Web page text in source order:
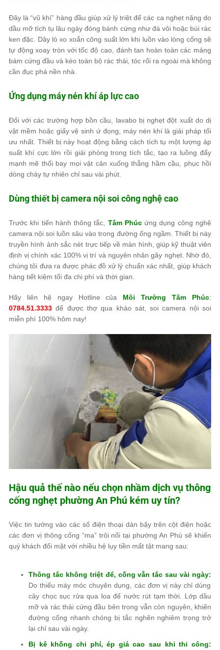
Đây là “vũ khí” hàng đầu giúp xử lý triệt để các ca nghẹt nặng do
dầu mỡ tích tụ lâu ngày đóng bánh cứng như đá vôi hoặc búi rác
ken đặc. Dây lò xo xoắn công suất lớn khi luồn vào lòng cống sẽ
tự động xoay tròn với tốc độ cao, đánh tan hoàn toàn các mảng
bám cứng đầu và kéo toàn bộ rác thải, tóc rối ra ngoài mà không
cần đục phá nền nhà.
Ứng dụng máy nén khí áp lực cao
Đối với các trường hợp bồn cầu, lavabo bị nghẹt đột xuất do dị
vật mềm hoặc giấy vệ sinh ứ đọng, máy nén khí là giải pháp tối
ưu nhất. Thiết bị này hoạt động bằng cách tích tụ một lượng áp
suất khí cực lớn rồi giải phóng trong tích tắc, tạo ra luồng đẩy
mạnh mẽ thổi bay mọi vật cản xuống thẳng hầm cầu, phục hồi
dòng chảy tự nhiên chỉ sau vài phút.
Dùng thiết bị camera nội soi công nghệ cao
Trước khi tiến hành thông tắc, Tâm Phúcứng dụng công nghệ
camera nội soi luồn sâu vào trong đường ống ngầm. Thiết bị này
truyền hình ảnh sắc nét trực tiếp về màn hình, giúp kỹ thuật viên
định vị chính xác 100% vị trí và nguyên nhân gây nghẹt. Nhờ đó,
chúng tôi đưa ra được phác đồ xử lý chuẩn xác nhất, giúp khách
hàng tiết kiệm tối đa chi phí và thời gian.
Hãy liên hệ ngay Hotline của Môi Trường Tâm Phúc:
0784.51.3333 để được thợ qua khảo sát, soi camera nội soi
miễn phí 100% hôm nay!
Hậu quả thế nào nếu chọn nhầm dịch vụ thông
cống nghẹt phường An Phú kém uy tín?
Việc tin tưởng vào các số điện thoại dán bậy trên cột điện hoặc
các đơn vị thông cống “ma” trôi nổi tại phường An Phú sẽ khiến
quý khách đối mặt với nhiều hệ lụy tiền mất tật mang sau:
Thông tắc không triệt để, cống vẫn tắc sau vài ngày:
Do thiếu máy móc chuyên dụng, các đơn vị này chỉ dùng
cây chọc sục rửa qua loa để nước rút tạm thời. Lớp dầu
mỡ và rác thải cứng đầu bên trong vẫn còn nguyên, khiến
đường cống nhanh chóng bị tắc nghẽn nghiêm trọng trở
lại chỉ sau vài ngày.
Bị kê khống chi phí, ép giá cao sau khi thi công: